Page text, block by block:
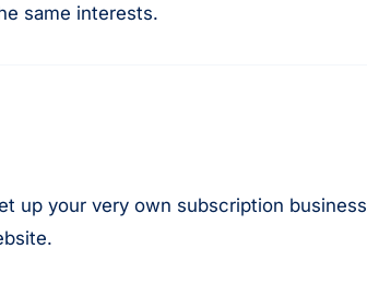
same interests.
up your very own subscription business